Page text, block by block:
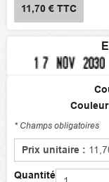
11,70 € TTC
* Champs obligatoires
Prix unitaire :
Quantité